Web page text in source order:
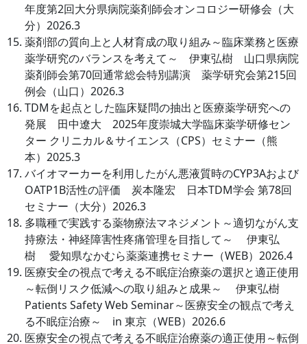
年度第2回大分県病院薬剤師会オンコロジー研修会（大
分）2026.3
薬剤部の質向上と人材育成の取り組み～臨床業務と医療
薬学研究のバランスを考えて～ 伊東弘樹 山口県病院
薬剤師会第70回通常総会特別講演 薬学研究会第215回
例会（山口）2026.3
TDMを起点とした臨床疑問の抽出と医療薬学研究への
発展 田中遼大 2025年度崇城大学臨床薬学研修セン
ター クリニカル＆サイエンス（CPS）セミナー（熊
本）2025.3
バイオマーカーを利用したがん悪液質時のCYP3Aおよび
OATP1B活性の評価 炭本隆宏 日本TDM学会 第78回
セミナー（大分）2026.3
多職種で実践する薬物療法マネジメント～適切ながん支
持療法・神経障害性疼痛管理を目指して～ 伊東弘
樹 愛知県なかむら薬薬連携セミナー（WEB）2026.4
医療安全の視点で考える不眠症治療薬の選択と適正使用
～転倒リスク低減への取り組みと成果～ 伊東弘樹
Patients Safety Web Seminar～医療安全の観点で考え
る不眠症治療～ in 東京（WEB）2026.6
医療安全の視点で考える不眠症治療薬の適正使用～転倒